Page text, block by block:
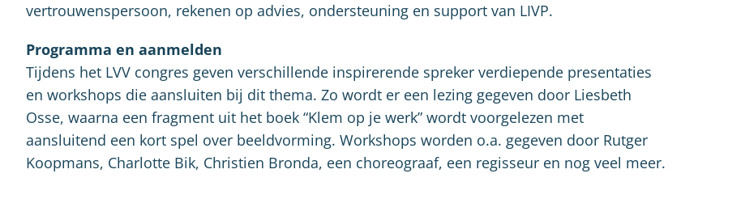
vertrouwenspersoon, rekenen op advies, ondersteuning en support van LIVP.
Programma en aanmelden
Tijdens het LVV congres geven verschillende inspirerende spreker verdiepende presentaties
en workshops die aansluiten bij dit thema. Zo wordt er een lezing gegeven door Liesbeth
Osse, waarna een fragment uit het boek “Klem op je werk” wordt voorgelezen met
aansluitend een kort spel over beeldvorming. Workshops worden o.a. gegeven door Rutger
Koopmans, Charlotte Bik, Christien Bronda, een choreograaf, een regisseur en nog veel meer.